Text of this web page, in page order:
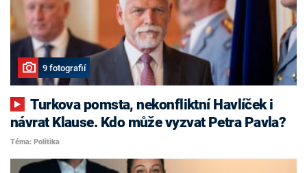
9 fotografií
Turkova pomsta, nekonfliktní Havlíček i
návrat Klause. Kdo může vyzvat Petra Pavla?
Téma: Politika